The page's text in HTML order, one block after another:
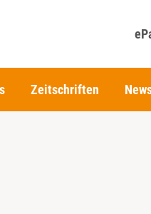
Zeitschriften